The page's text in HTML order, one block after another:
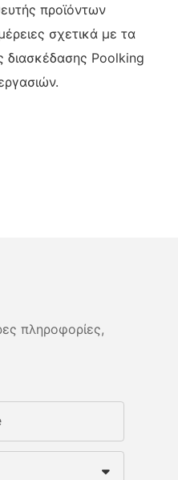
προϊόντων
σχετικά με τα
διασκέδασης Poolking
πληροφορίες,